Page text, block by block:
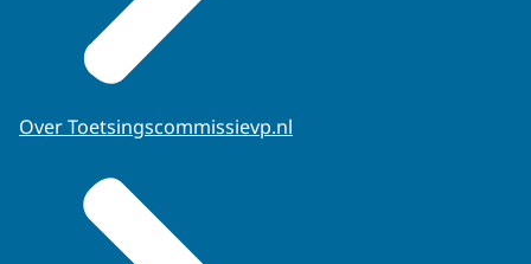
Over Toetsingscommissievp.nl